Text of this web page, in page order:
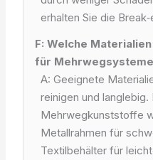
erhalten Sie die
F: Welche
für
A: Geeignete
reinigen und
Mehrwegkunststoffe
Metallrahmen für
Textilbehälter für